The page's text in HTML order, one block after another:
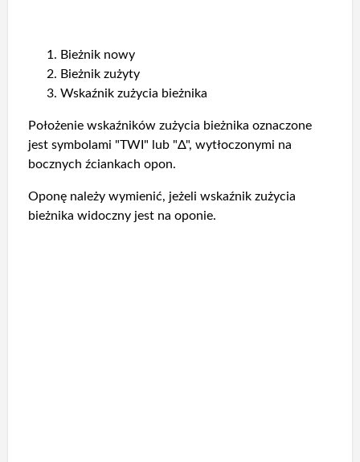
Bieżnik nowy
Bieżnik zużyty
Wskaźnik zużycia bieżnika
Położenie wskaźników zużycia bieżnika oznaczone
jest symbolami "TWI" lub "Δ", wytłoczonymi na
bocznych źciankach opon.
Oponę należy wymienić, jeżeli wskaźnik zużycia
bieżnika widoczny jest na oponie.